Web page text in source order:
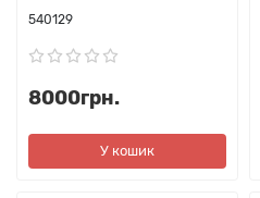
540129
8000грн.
У кошик